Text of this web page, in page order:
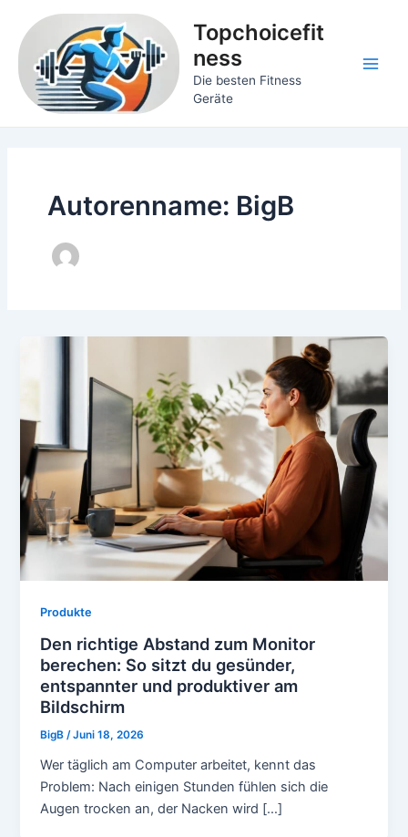
Inhalt
springen
Topchoicefit
ness
Die besten Fitness
Geräte
Autorenname: BigB
Produkte
Den richtige Abstand zum Monitor
berechen: So sitzt du gesünder,
entspannter und produktiver am
Bildschirm
BigB/Juni 18, 2026
Wer täglich am Computer arbeitet, kennt das
Problem: Nach einigen Stunden fühlen sich die
Augen trocken an, der Nacken wird […]